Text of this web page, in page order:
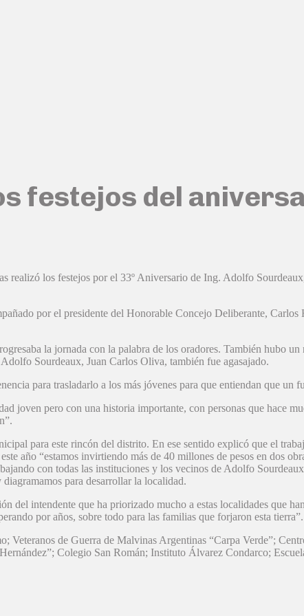
festejos del
los festejos por el 33º Aniversario de Ing. Adolfo
por el presidente del Honorable Concejo Deliberante,
la jornada con la palabra de los oradores. También hubo
Sourdeaux, Juan Carlos Oliva, también fue agasajado.
para trasladarlo a los más jóvenes para que entiendan que
joven pero con una historia importante, con personas que hace
para este rincón del distrito. En ese sentido explicó que el
año “estamos invirtiendo más de 40 millones de pesos en dos
con todas las instituciones y los vecinos de Adolfo
para desarrollar la localidad.
del intendente que ha priorizado mucho a estas localidades que
por años, sobre todo para las familias que forjaron esta tierra”.
Veteranos de Guerra de Malvinas Argentinas “Carpa Verde”;
Colegio San Román; Instituto Álvarez Condarco;